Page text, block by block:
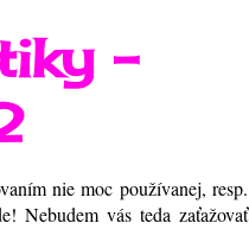
-
nie moc používanej, resp.
Nebudem vás teda zaťažovať